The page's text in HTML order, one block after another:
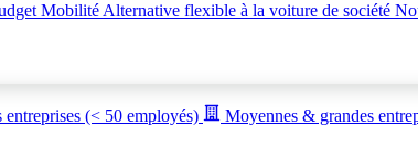
Mobilité Alternative flexible à la voiture de société
entreprises (< 50 employés) Moyennes & grandes